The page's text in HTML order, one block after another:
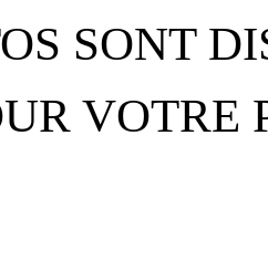
SONT
VOTRE